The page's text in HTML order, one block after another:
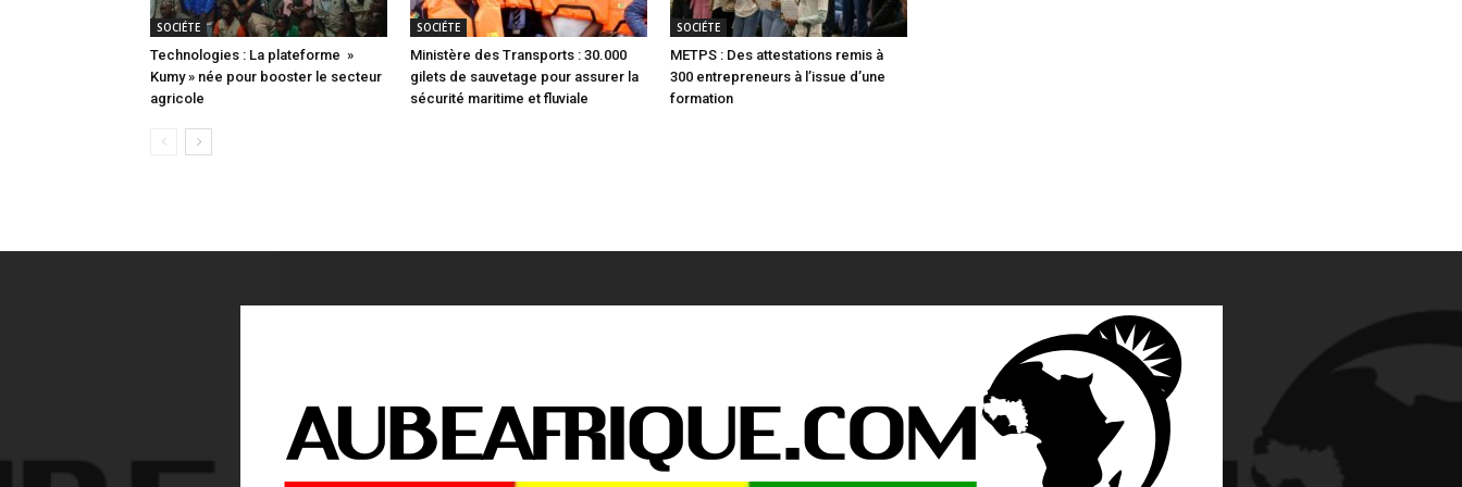
SOCIÉTE
Technologies : La plateforme »
Kumy » née pour booster le secteur
agricole
SOCIÉTE
Ministère des Transports : 30.000
gilets de sauvetage pour assurer la
sécurité maritime et fluviale
SOCIÉTE
METPS : Des attestations remis à
300 entrepreneurs à l’issue d’une
formation